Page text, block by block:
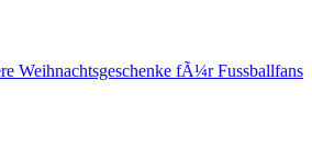
Weihnachtsgeschenke fÃ¼r Fussballfans